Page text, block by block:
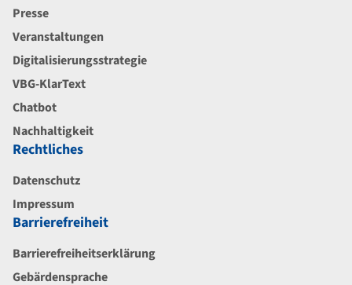
Presse
Veranstaltungen
Digitalisierungsstrategie
VBG-KlarText
Chatbot
Nachhaltigkeit
Rechtliches
Datenschutz
Impressum
Barrierefreiheit
Barrierefreiheitserklärung
Gebärdensprache